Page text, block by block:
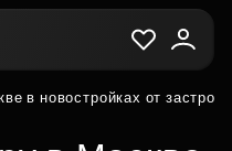
в новостройках от